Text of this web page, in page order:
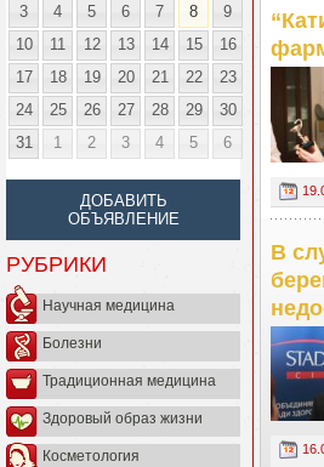
3
4 5 6 7 8
9
10
11 12 13 14 15
16
17
18 19 20 21 22
23
24
25 26 27 28 29
30
31
1 2 3 4 5 6
ДОБАВИТЬ
ОБЪЯВЛЕНИЕ
РУБРИКИ
Научная медицина
Болезни
Традиционная медицина
Здоровый образ жизни
Косметология
В